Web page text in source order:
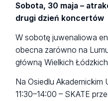
Sobota, 30 maja –
drugi dzień koncertów
W sobotę juwenaliowa
obecna zarówno na
główną Wielkich
Na Osiedlu Akademickim
11:30–14:00 – SKATE